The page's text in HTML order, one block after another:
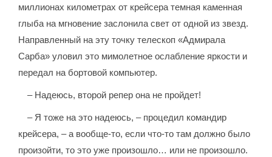
миллионах километрах от крейсера темная каменная
глыба на мгновение заслонила свет от одной из звезд.
Направленный на эту точку телескоп «Адмирала
Сарба» уловил это мимолетное ослабление яркости и
передал на бортовой компьютер.
– Надеюсь, второй репер она не пройдет!
– Я тоже на это надеюсь, – процедил командир
крейсера, – а вообще-то, если что-то там должно было
произойти, то это уже произошло… или не произошло.